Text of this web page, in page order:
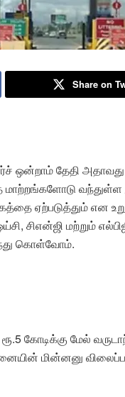
Share on
ஒன்றாம் தேதி அதாவது
மாற்றங்களோடு வந்துள்ள
ஏற்படுத்தும் என
சிஎன்ஜி மற்றும்
கொள்வோம்.
கோடிக்கு மேல்
மின்னனு